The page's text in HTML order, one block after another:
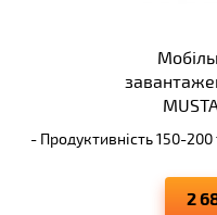
2
- Продуктивність 150-200
- Вивантаження ДВУХ
- Висота вивантаження